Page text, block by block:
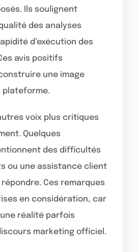
Ils soulignent
des analyses
d’exécution des
avis positifs
une image
plateforme.
voix plus critiques
Quelques
des difficultés
ou une assistance client
Ces remarques
en considération, car
réalité parfois
marketing officiel.